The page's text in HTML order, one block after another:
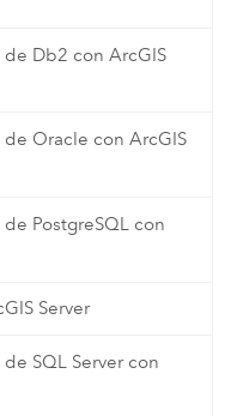
Db2 con ArcGIS
Oracle con ArcGIS
PostgreSQL con
Server
SQL Server con